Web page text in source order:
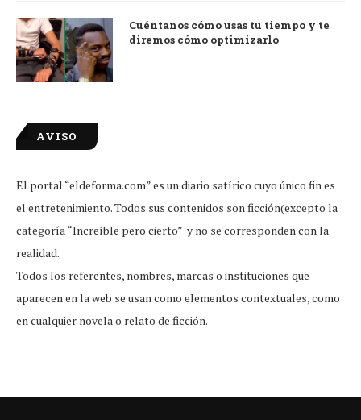
Cuéntanos cómo usas tu tiempo y te
diremos cómo optimizarlo
AVISO
El portal “eldeforma.com” es un diario satírico cuyo único fin es
el entretenimiento. Todos sus contenidos son ficción(excepto la
categoría “Increíble pero cierto” y no se corresponden con la
realidad.
Todos los referentes, nombres, marcas o instituciones que
aparecen en la web se usan como elementos contextuales, como
en cualquier novela o relato de ficción.